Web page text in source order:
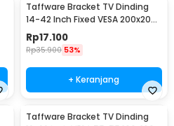
Taffware Bracket TV Dinding
14-42 Inch Fixed VESA 200x200
Beban 25kg - HD601
Rp17.100
Rp35.900 53%
+ Keranjang
Taffware Bracket TV Dinding